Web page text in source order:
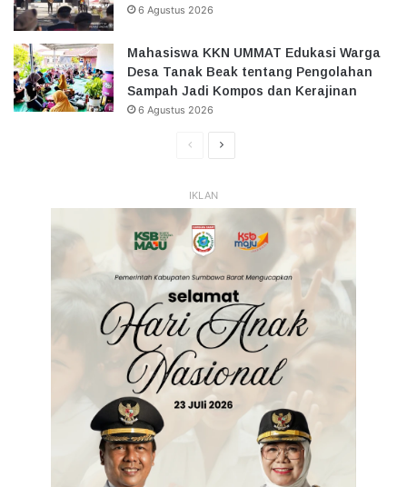
6 Agustus 2026
Mahasiswa KKN UMMAT Edukasi Warga
Desa Tanak Beak tentang Pengolahan
Sampah Jadi Kompos dan Kerajinan
6 Agustus 2026
HalamanHalaman
IKLAN